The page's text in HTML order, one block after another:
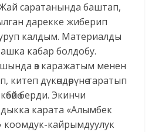
саратанында баштап,
дарекке жиберип
калдым. Материалды
кабар болдобу.
өз каражатым менен
дүкөндөрүнө таратып
берди. Экинчи
карата «Алымбек
коомдук-кайрымдуулук